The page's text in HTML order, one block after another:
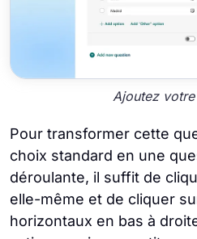
Ajoutez
Pour transformer cette
choix standard en une
déroulante, il suffit de
elle-même et de cliquer
horizontaux en bas à